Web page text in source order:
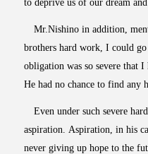
to deprive us of our dream
Mr.Nishino in addition,
brothers hard work, I could
obligation was so severe that
He had no chance to find any
Even under such severe
aspiration. Aspiration, in his
never giving up hope to the